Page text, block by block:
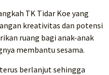
TK Tidar Koe yang
kreativitas dan potensi
ruang bagi anak-anak
membantu sesama.
berlanjut sehingga